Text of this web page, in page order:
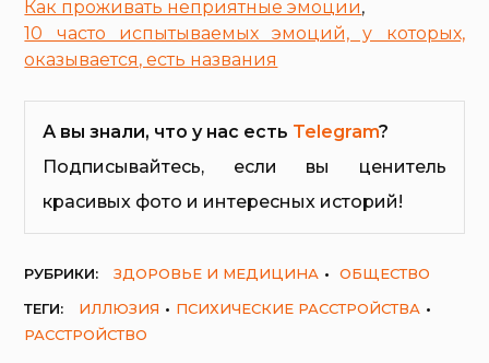
Как проживать неприятные эмоции,
10 часто испытываемых эмоций, у которых,
оказывается, есть названия
А вы знали, что у нас есть Telegram?
Подписывайтесь, если вы ценитель
красивых фото и интересных историй!
РУБРИКИ: ЗДОРОВЬЕ И МЕДИЦИНА
ОБЩЕСТВО
ТЕГИ:
ИЛЛЮЗИЯ
ПСИХИЧЕСКИЕ РАССТРОЙСТВА
РАССТРОЙСТВО